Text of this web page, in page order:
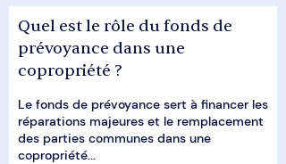
Quel est le rôle du fonds de
prévoyance dans une
copropriété ?
Le fonds de prévoyance sert à financer les
réparations majeures et le remplacement
des parties communes dans une
copropriété...